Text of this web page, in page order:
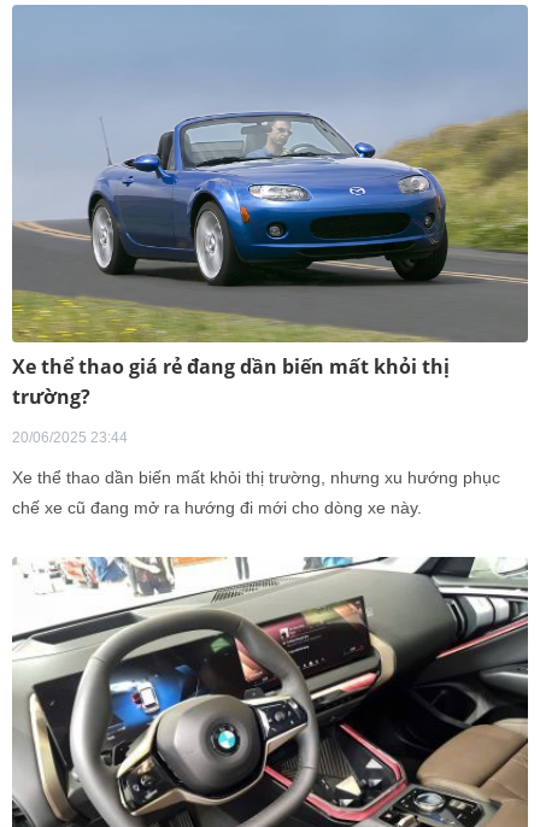
Xe thể thao giá rẻ đang dần biến mất khỏi thị
trường?
20/06/2025 23:44
Xe thể thao dần biến mất khỏi thị trường, nhưng xu hướng phục
chế xe cũ đang mở ra hướng đi mới cho dòng xe này.